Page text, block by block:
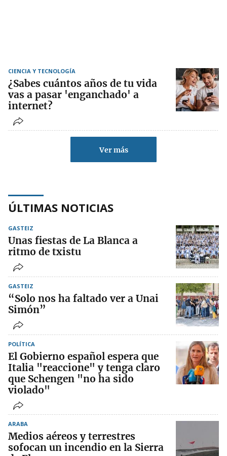
CIENCIA Y TECNOLOGÍA
¿Sabes cuántos años de tu vida
vas a pasar 'enganchado' a
internet?
Ver más
ÚLTIMAS NOTICIAS
GASTEIZ
Unas fiestas de La Blanca a
ritmo de txistu
GASTEIZ
“Solo nos ha faltado ver a Unai
Simón”
POLÍTICA
El Gobierno español espera que
Italia "reaccione" y tenga claro
que Schengen "no ha sido
violado"
ARABA
Medios aéreos y terrestres
sofocan un incendio en la Sierra